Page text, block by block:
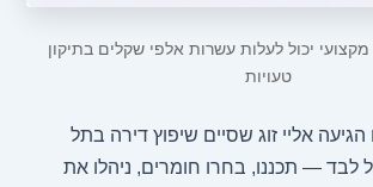
מקצועי יכול לעלות עשרות אלפי שקלים בתיקון
טעויות
אליי זוג שסיים שיפוץ דירה בתל
לבד — תכננו, בחרו חומרים, ניהלו את